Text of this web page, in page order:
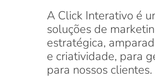
A Click Interativo é
soluções de
estratégica,
e criatividade, para
para nossos clientes.